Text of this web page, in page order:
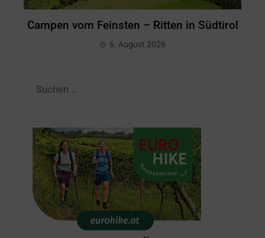
Campen vom Feinsten – Ritten in Südtirol
6. August 2026